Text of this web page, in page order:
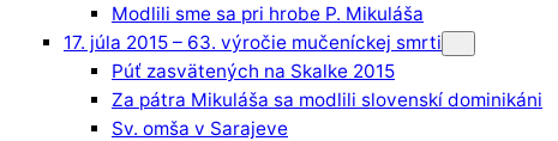
Modlili sme sa pri hrobe P. Mikuláša
17. júla 2015 – 63. výročie mučeníckej smrti
Púť zasvätených na Skalke 2015
Za pátra Mikuláša sa modlili slovenskí dominikáni
Sv. omša v Sarajeve